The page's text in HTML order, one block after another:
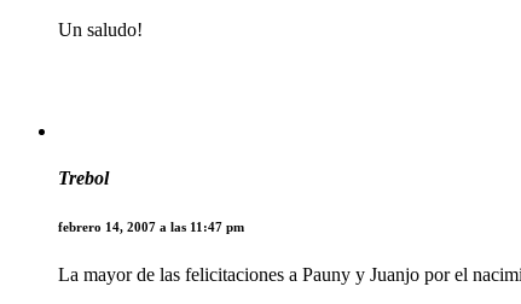
Un saludo!
Trebol
febrero 14, 2007 a las 11:47 pm
La mayor de las felicitaciones a Pauny y Juanjo por el